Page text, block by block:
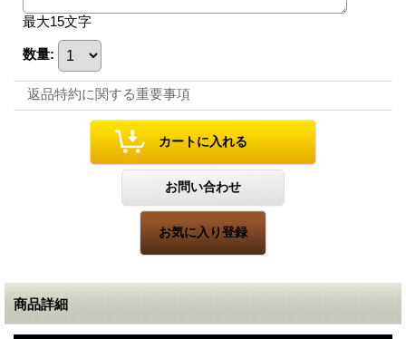
最大15文字
数量:
返品特約に関する重要事項
商品詳細